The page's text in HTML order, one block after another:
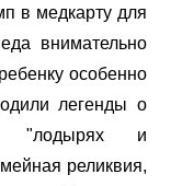
в медкарту для
внимательно
особенно
легенды о
"лодырях и
реликвия,